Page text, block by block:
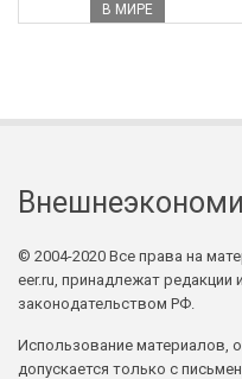
В МИРЕ
© 2004-2020 Все права на
eer.ru, принадлежат редакции
законодательством РФ.
Использование материалов,
допускается только с